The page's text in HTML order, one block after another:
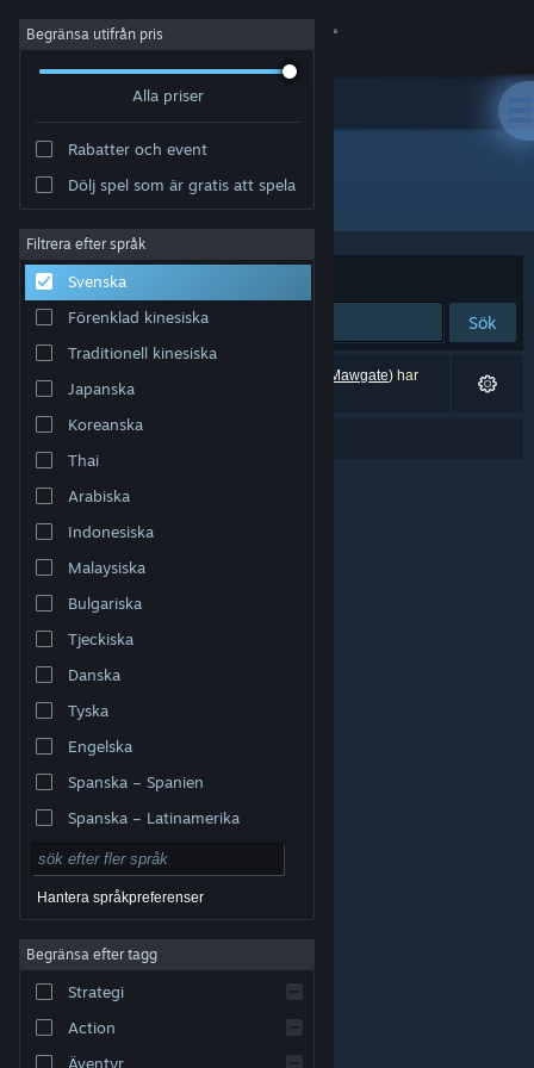
Logga in
Om
Support
Byt språk
Skaffa Steams mobilapp
Se skrivbordswebbplats
varumärken tillhör respektive ägare i USA och andra
Tillgänglighet
Återbetalningar|
Begränsa utifrån pris
Alla priser
Rabatter och event
Dölj spel som är gratis att spela
Filtrera efter språk
Svenska
Förenklad kinesiska
Traditionell kinesiska
Japanska
Koreanska
Thai
Arabiska
Indonesiska
Malaysiska
Bulgariska
Tjeckiska
Danska
Tyska
Engelska
Spanska – Spanien
Spanska – Latinamerika
Hantera språkpreferenser
Begränsa efter tagg
Strategi
Action
Äventyr
"Mawgate"
Sortera efter Relevans
Sök
Mawgate) har
exkluderats baserat på dina preferenser.